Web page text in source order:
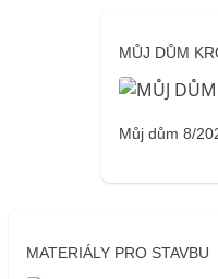
MŮJ DŮM
Můj dům 8/
MATERIÁLY PRO STAVBU